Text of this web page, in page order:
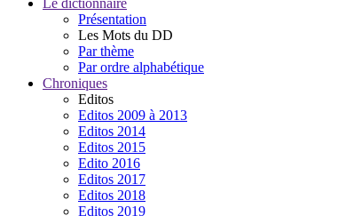
Le dictionnaire
Présentation
Les Mots du DD
Par thème
Par ordre alphabétique
Chroniques
Editos
Editos 2009 à 2013
Editos 2014
Editos 2015
Edito 2016
Editos 2017
Editos 2018
Editos 2019